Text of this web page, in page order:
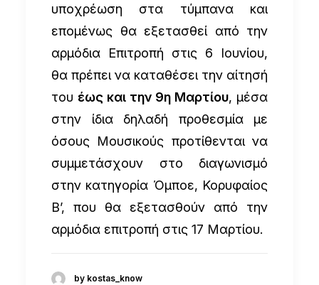
υποχρέωση στα τύμπανα και
επομένως θα εξετασθεί από την
αρμόδια Επιτροπή στις 6 Ιουνίου,
θα πρέπει να καταθέσει την αίτησή
του έως και την 9η Μαρτίου, μέσα
στην ίδια δηλαδή προθεσμία με
όσους Μουσικούς προτίθενται να
συμμετάσχουν στο διαγωνισμό
στην κατηγορία Όμποε, Κορυφαίος
Β’, που θα εξετασθούν από την
αρμόδια επιτροπή στις 17 Μαρτίου.
by kostas_know